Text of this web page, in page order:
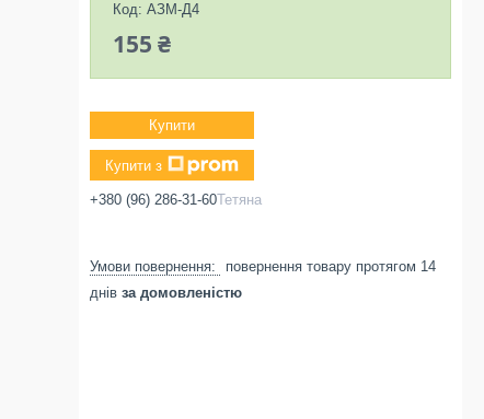
Код: АЗМ-Д4
155 ₴
Купити
Купити з
+380 (96) 286-31-60Тетяна
повернення товару протягом 14
днів за домовленістю